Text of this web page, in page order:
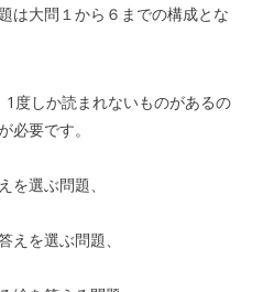
は大問１から６までの構成とな
度しか読まれないものがあるの
必要です。
を選ぶ問題、
えを選ぶ問題、